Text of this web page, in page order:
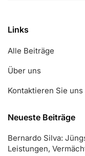
Links
Alle Beiträge
Über uns
Kontaktieren Sie uns
Neueste Beiträge
Bernardo Silva:
Leistungen,